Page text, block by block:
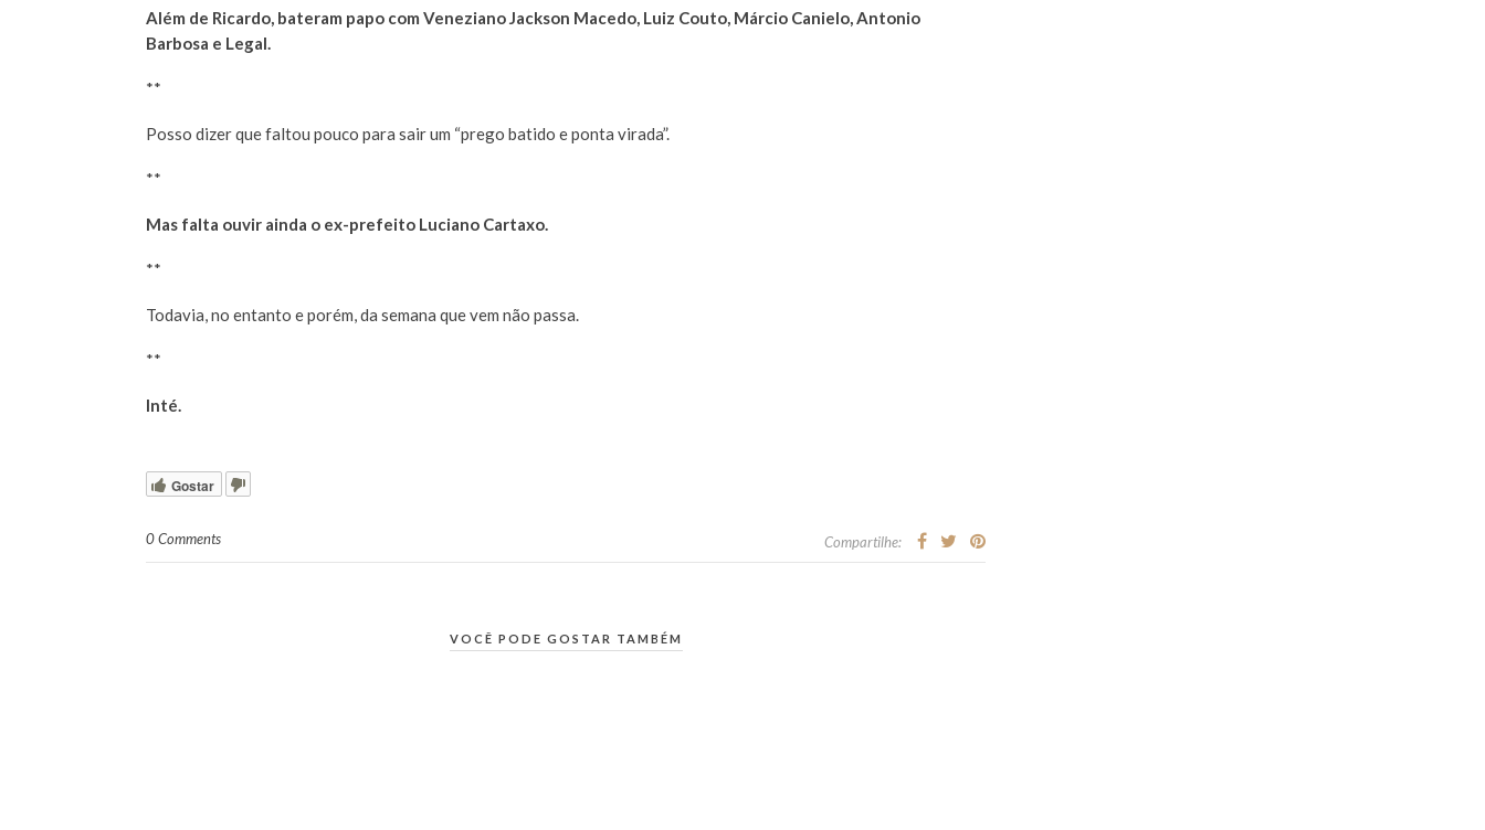
Além de Ricardo, bateram papo com Veneziano Jackson Macedo, Luiz Couto, Márcio Canielo, Antonio
Barbosa e Legal.
**
Posso dizer que faltou pouco para sair um “prego batido e ponta virada”.
**
Mas falta ouvir ainda o ex-prefeito Luciano Cartaxo.
**
Todavia, no entanto e porém, da semana que vem não passa.
**
Inté.
Gostar
0 Comments Compartilhe:
VOCÊ PODE GOSTAR TAMBÉM